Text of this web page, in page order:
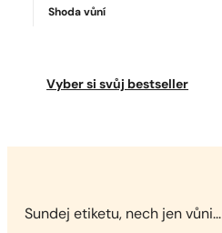
Shoda vůní
Vyber si svůj bestseller
Sundej etiketu, nech jen vůni...